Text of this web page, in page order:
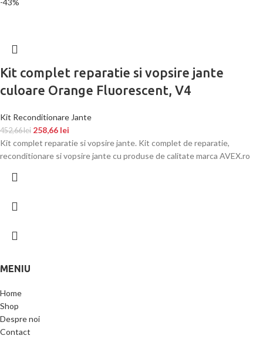
-43%
Kit complet reparatie si vopsire jante
culoare Orange Fluorescent, V4
Kit Reconditionare Jante
452,66lei 258,66 lei
Kit complet reparatie si vopsire jante. Kit complet de reparatie,
reconditionare si vopsire jante cu produse de calitate marca AVEX.ro
MENIU
Home
Shop
Despre noi
Contact